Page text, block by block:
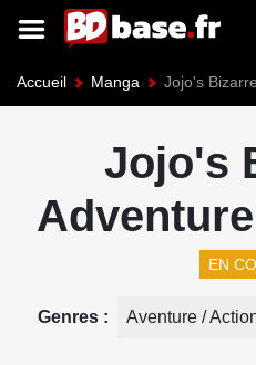
Accueil Manga Jojo's
Jojo's
EN
Genres Aventure /